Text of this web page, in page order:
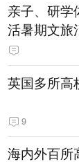
亲子、研学
活暑期文旅
英国多所高
9
海内外百所